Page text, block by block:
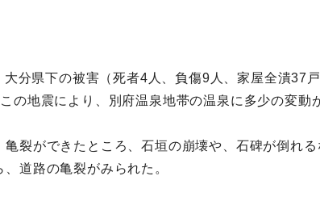
分県下の被害（死者4人、負傷9人、家屋全潰37
の地震により、別府温泉地帯の温泉に多少の変動
裂ができたところ、石垣の崩壊や、石碑が倒れ
道路の亀裂がみられた。